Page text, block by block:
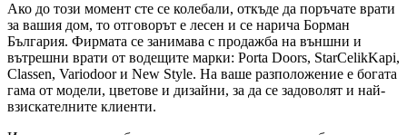
Ако до този момент сте се колебали, откъде да поръчате врати
за вашия дом, то отговорът е лесен и се нарича Борман
България. Фирмата се занимава с продажба на външни и
вътрешни врати от водещите марки: Porta Doors, StarCelikKapi,
Classen, Variodoor и New Style. На ваше разположение е богата
гама от модели, цветове и дизайни, за да се задоволят и най-
взискателните клиенти.